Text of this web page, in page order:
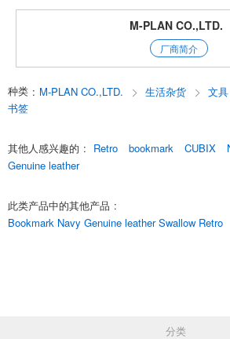
*豪华的表面处理，不仅注意到材料，而且注意
*你越是使用它，你就越是喜欢它。
*建议不仅用于自己使用，也可作为礼物。
[Navy]*[Black]*[Off-white].
这三种颜色是[海军]*[黑色]*[米白色]。
[新复古][昭和复古][文具女孩][父亲节][母亲节][礼
M-PLAN CO.,LTD.
厂商简介
种类 : M-PLAN CO.,LTD. 生活杂货 文具
书签
其他人感兴趣的 : Retro bookmark CUBIX
Genuine leather
此类产品中的其他产品 :
Bookmark Navy Genuine leather Swallow Retro
分类